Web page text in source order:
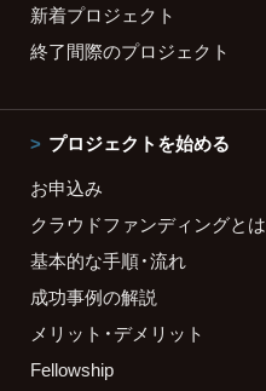
新着プロジェクト
終了間際のプロジェクト
プロジェクトを始める
お申込み
クラウドファンディングとは
基本的な手順・流れ
成功事例の解説
メリット・デメリット
Fellowship